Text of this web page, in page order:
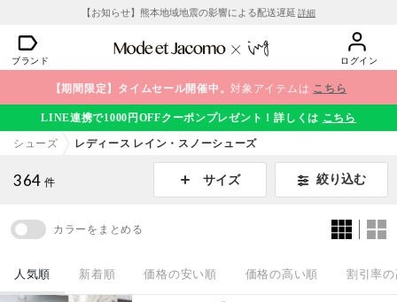
【お知らせ】熊本地域地震の影響による配送遅延 詳細
ブランド ログイン
【期間限定】タイムセール開催中。対象アイテムは こちら
LINE連携で1000円OFFクーポンプレゼント！詳しくは こちら
シューズ レディース レイン・スノーシューズ
364 件 サイズ 絞り込む
カラーをまとめる
人気順 新着順 価格の安い順 価格の高い順 割引率